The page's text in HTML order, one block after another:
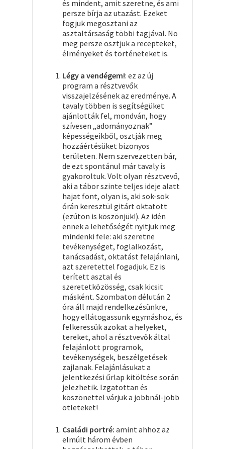
és mindent, amit szeretne, és ami
persze bírja az utazást. Ezeket
fogjuk megosztani az
asztaltársaság többi tagjával. No
meg persze osztjuk a recepteket,
élményeket és történeteket is.
Légy a vendégem!: ez az új
program a résztvevők
visszajelzésének az eredménye. A
tavaly többen is segítségüket
ajánlották fel, mondván, hogy
szívesen „adományoznak”
képességeikből, osztják meg
hozzáértésüket bizonyos
területen. Nem szervezetten bár,
de ezt spontánul már tavaly is
gyakoroltuk. Volt olyan résztvevő,
aki a tábor szinte teljes ideje alatt
hajat font, olyan is, aki sok-sok
órán keresztül gitárt oktatott
(ezúton is köszönjük!). Az idén
ennek a lehetőségét nyitjuk meg
mindenki fele: aki szeretne
tevékenységet, foglalkozást,
tanácsadást, oktatást felajánlani,
azt szeretettel fogadjuk. Ez is
terített asztal és
szeretetközösség, csak kicsit
másként. Szombaton délután 2
óra áll majd rendelkezésünkre,
hogy ellátogassunk egymáshoz, és
felkeressük azokat a helyeket,
tereket, ahol a résztvevők által
felajánlott programok,
tevékenységek, beszélgetések
zajlanak. Felajánlásukat a
jelentkezési űrlap kitöltése során
jelezhetik. Izgatottan és
köszönettel várjuk a jobbnál-jobb
ötleteket!
Családi portré: amint ahhoz az
elmúlt három évben